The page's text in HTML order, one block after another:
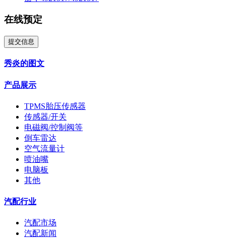
在线预定
提交信息
秀炎的图文
产品展示
TPMS胎压传感器
传感器/开关
电磁阀/控制阀等
倒车雷达
空气流量计
喷油嘴
电脑板
其他
汽配行业
汽配市场
汽配新闻